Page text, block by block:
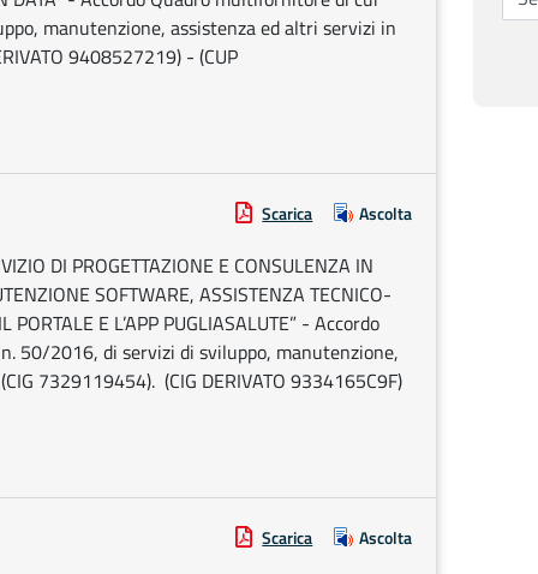
manutenzione, assistenza ed altri servizi in
9408527219) - (CUP
Scarica Ascolta
DI PROGETTAZIONE E CONSULENZA IN
SOFTWARE, ASSISTENZA TECNICO-
PORTALE E L’APP PUGLIASALUTE” - Accordo
50/2016, di servizi di sviluppo, manutenzione,
7329119454). (CIG DERIVATO 9334165C9F)
Scarica Ascolta